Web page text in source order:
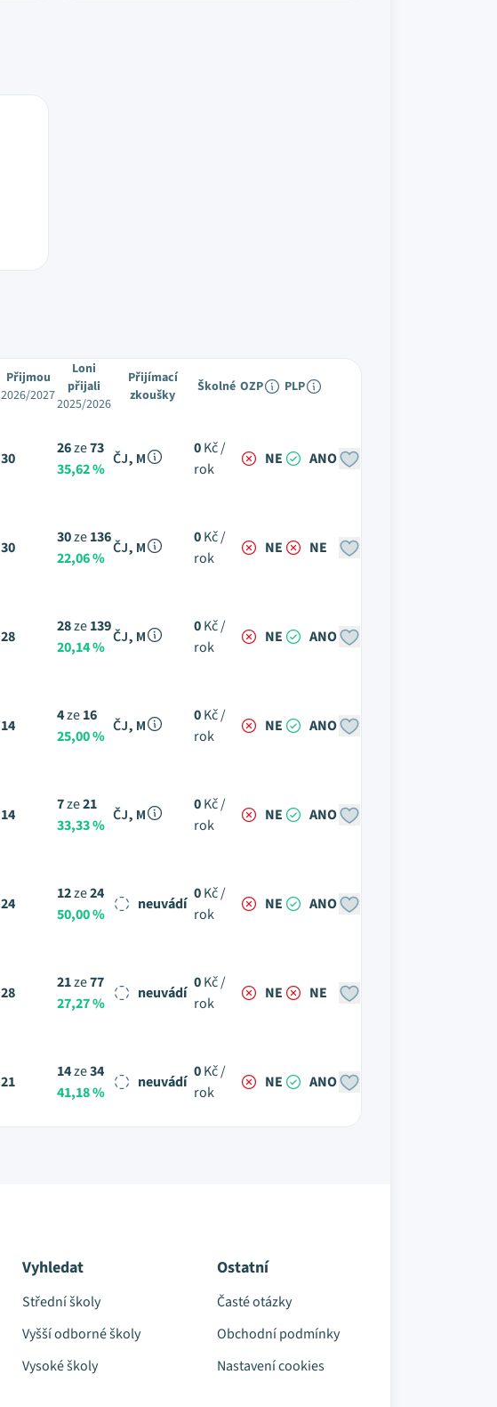
Přijmou
2026/2027
Loni
přijali
2025/2026
Přijímací
zkoušky
Školné OZP PLP
30
26ze73
35,62 %
ČJ, M
0Kč /
rok
NE ANO
30
30ze136
22,06 %
ČJ, M
0Kč /
rok
NE NE
28
28ze139
20,14 %
ČJ, M
0Kč /
rok
NE ANO
14
4ze16
25,00 %
ČJ, M
0Kč /
rok
NE ANO
14
7ze21
33,33 %
ČJ, M
0Kč /
rok
NE ANO
24
12ze24
50,00 %
neuvádí
0Kč /
rok
NE ANO
28
21ze77
27,27 %
neuvádí
0Kč /
rok
NE NE
21
14ze34
41,18 %
neuvádí
0Kč /
rok
NE ANO
Vyhledat
Střední školy
Vyšší odborné školy
Vysoké školy
Ostatní
Časté otázky
Obchodní podmínky
Nastavení cookies